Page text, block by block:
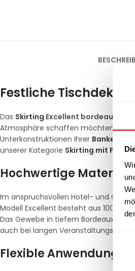
Festliche
Das Skirting Excellent bordeaux
ist
Atmosphäre schaffen möchten. Die
Unterkonstruktionen Ihrer
unserer Kategorie Skirting mit
Hochwertige
Im anspruchsvollen Hotel- und
Modell Excellent besteht aus 100 %
Das Gewebe in tiefem Bordeaux
auch bei langen
Flexible Anwendung